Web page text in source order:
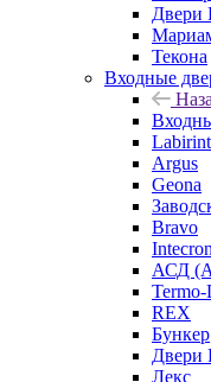
Двери
Текона
Входные
Labirint
Argus
Geona
Bravo
Intecron
АСД
REX
Бункер
Двери
Лекс